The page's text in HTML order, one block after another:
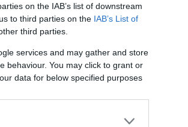
on the IAB’s list of downstream
to third parties on the IAB’s List of
third parties.
services and may gather and store
behaviour. You may click to grant or
data for below specified purposes